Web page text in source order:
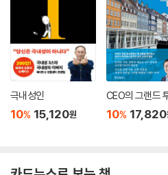
극내성인
10% 15,120원
CEO의 그랜드
10% 17,820